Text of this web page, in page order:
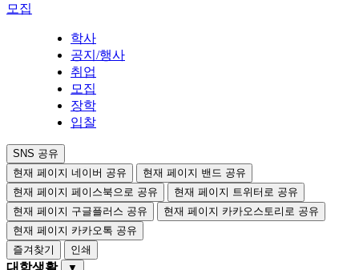
모집
학사
공지/행사
취업
모집
장학
입찰
SNS 공유
현재 페이지 네이버 공유
현재 페이지 밴드 공유
현재 페이지 페이스북으로 공유
현재 페이지 트위터로 공유
현재 페이지 구글플러스 공유
현재 페이지 카카오스토리로 공유
현재 페이지 카카오톡 공유
즐겨찾기
인쇄
대학생활